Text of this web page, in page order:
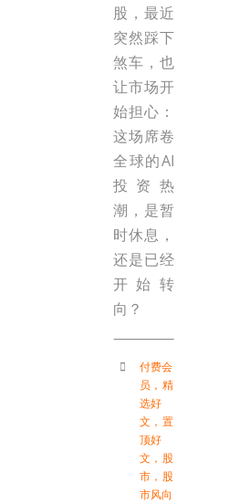
股，最近
突然踩下
煞车，也
让市场开
始担心：
这场席卷
全球的AI
投资热
潮，是暂
时休息，
还是已经
开始转
向？
付费会
员 ， 精
选好
文 ， 置
顶好
文 ， 股
市 ， 股
市风向